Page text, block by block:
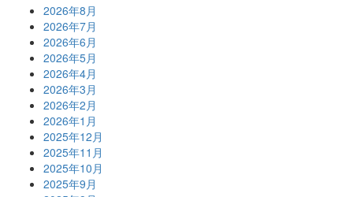
2026年8月
2026年7月
2026年6月
2026年5月
2026年4月
2026年3月
2026年2月
2026年1月
2025年12月
2025年11月
2025年10月
2025年9月